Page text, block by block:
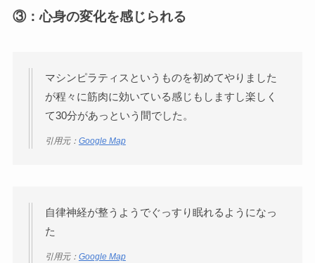
③：心身の変化を感じられる
マシンピラティスというものを初めてやりました
が程々に筋肉に効いている感じもしますし楽しく
て30分があっという間でした。
引用元： Google Map
自律神経が整うようでぐっすり眠れるようになっ
た
引用元： Google Map